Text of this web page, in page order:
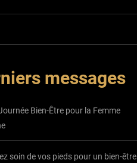
messages
Bien-Être pour la Femme
soin de vos pieds pour un bien-être